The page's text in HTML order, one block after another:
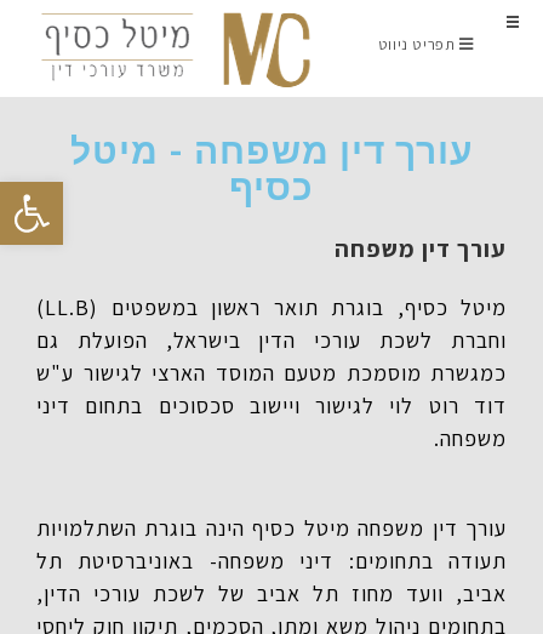
פתח סרגל נגישות
תפריט ניווט
עורך דין משפחה - מיטל
כסיף
עורך דין משפחה
מיטל כסיף, בוגרת תואר ראשון במשפטים (LL.B)
וחברת לשכת עורכי הדין בישראל, הפועלת גם
כמגשרת מוסמכת מטעם המוסד הארצי לגישור ע"ש
דוד רוט לוי לגישור ויישוב סכסוכים בתחום דיני
משפחה.
עורך דין משפחה מיטל כסיף הינה בוגרת השתלמויות
תעודה בתחומים: דיני משפחה- באוניברסיטת תל
אביב, וועד מחוז תל אביב של לשכת עורכי הדין,
בתחומים ניהול משא ומתן, הסכמים, תיקון חוק ליחסי